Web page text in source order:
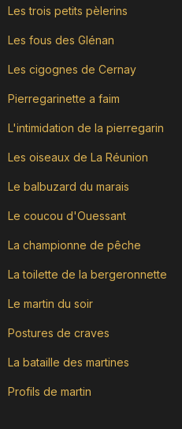
Les trois petits pèlerins
Les fous des Glénan
Les cigognes de Cernay
Pierregarinette a faim
L'intimidation de la pierregarin
Les oiseaux de La Réunion
Le balbuzard du marais
Le coucou d'Ouessant
La championne de pêche
La toilette de la bergeronnette
Le martin du soir
Postures de craves
La bataille des martines
Profils de martin